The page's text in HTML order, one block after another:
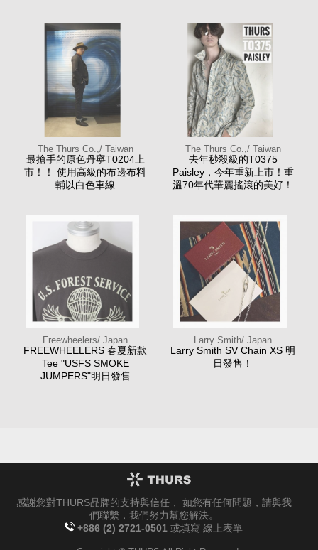
The Thurs Co.,/ Taiwan
最搶手的原色丹寧T0204上
市！！ 使用高級的布邊布料
輔以白色車線
The Thurs Co.,/ Taiwan
去年秒殺級的T0375
Paisley，今年重新上市！重
溫70年代華麗搖滾的美好！
Freewheelers/ Japan
FREEWHEELERS 春夏新款
Tee "USFS SMOKE
JUMPERS"明日發售
Larry Smith/ Japan
Larry Smith SV Chain XS 明
日發售！
感謝您對THURS品牌的支持與信任， 如您有任何問題，請與我
們聯繫，我們努力幫您解決。
+886 (2) 2721-0501 或填寫線上表單